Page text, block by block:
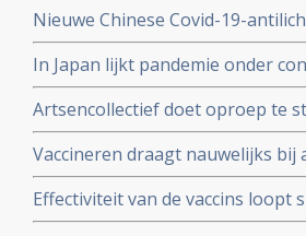
doorgeven van virus.
Nieuwe Chinese Covid-19-
Covid-19 - coronavirus is
Chinese coronapatienten
In Japan lijkt pandemie onder
gemuteerd of omdat er veel
Artsencollectief doet oproep te
de druk op de zorg te
Vaccineren draagt nauwelijks
vaccineren lijkt juist doorgeven
stimuleren. Bewijst groot
Effectiviteit van de vaccins
onder 800.000 veteranen.